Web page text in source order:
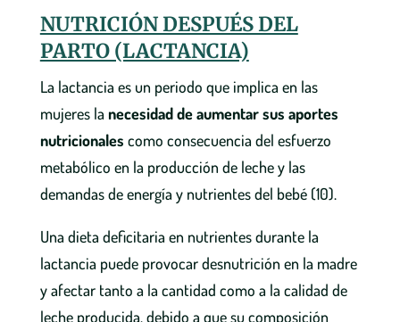
NUTRICIÓN DESPUÉS DEL
PARTO (LACTANCIA)
La lactancia es un periodo que implica en las
mujeres la necesidad de aumentar sus aportes
nutricionales como consecuencia del esfuerzo
metabólico en la producción de leche y las
demandas de energía y nutrientes del bebé (10).
Una dieta deficitaria en nutrientes durante la
lactancia puede provocar desnutrición en la madre
y afectar tanto a la cantidad como a la calidad de
leche producida, debido a que su composición